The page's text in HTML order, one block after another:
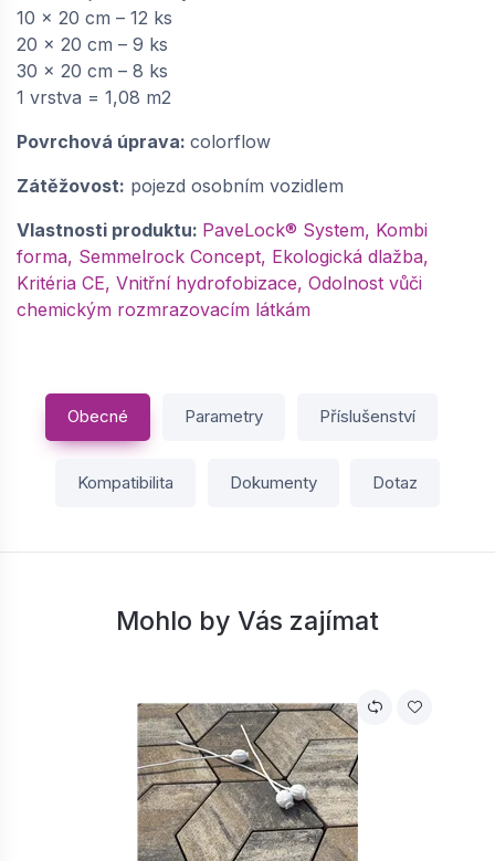
10 x 20 cm – 12 ks
20 x 20 cm – 9 ks
30 x 20 cm – 8 ks
1 vrstva = 1,08 m2
Povrchová úprava: colorflow
Zátěžovost: pojezd osobním vozidlem
Vlastnosti produktu: PaveLock® System, Kombi
forma, Semmelrock Concept, Ekologická dlažba,
Kritéria CE, Vnitřní hydrofobizace, Odolnost vůči
chemickým rozmrazovacím látkám
Obecné Parametry Příslušenství
Kompatibilita Dokumenty Dotaz
Mohlo by Vás zajímat